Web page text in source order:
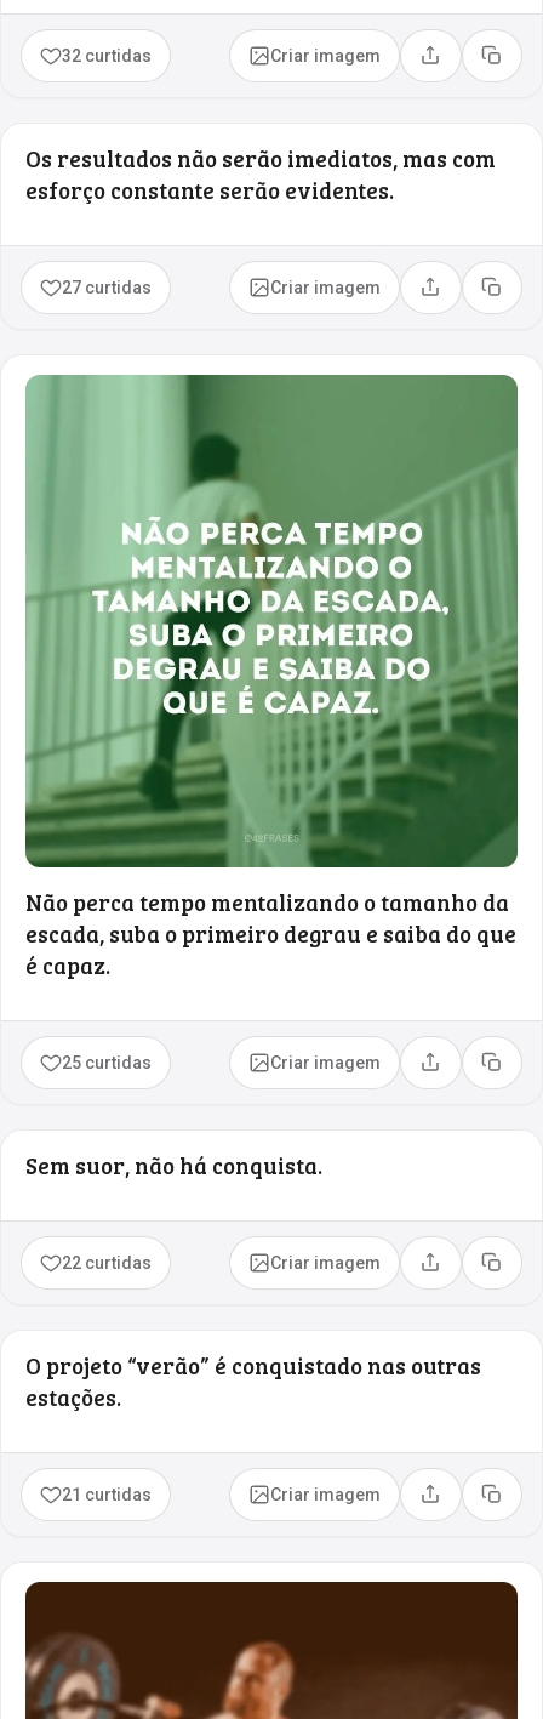
32 curtidas Criar imagem Compartilhar
Copiar
Os resultados não serão imediatos, mas com
esforço constante serão evidentes.
27 curtidas Criar imagem Compartilhar
Copiar
Não perca tempo mentalizando o tamanho da
escada, suba o primeiro degrau e saiba do que
é capaz.
25 curtidas Criar imagem Compartilhar
Copiar
Sem suor, não há conquista.
22 curtidas Criar imagem Compartilhar
Copiar
O projeto “verão” é conquistado nas outras
estações.
21 curtidas Criar imagem Compartilhar
Copiar